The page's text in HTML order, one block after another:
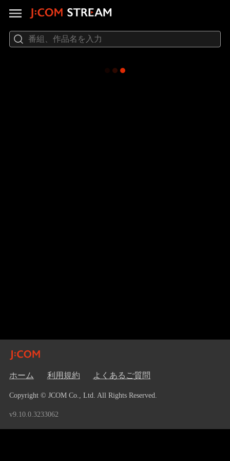
ホーム 利用規約 よくあるご質問
Copyright © JCOM Co., Ltd. All Rights Reserved.
v9.10.0.3233062